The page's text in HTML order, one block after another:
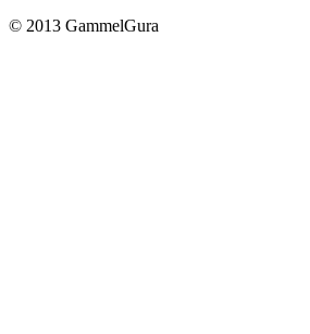
© 2013 GammelGura